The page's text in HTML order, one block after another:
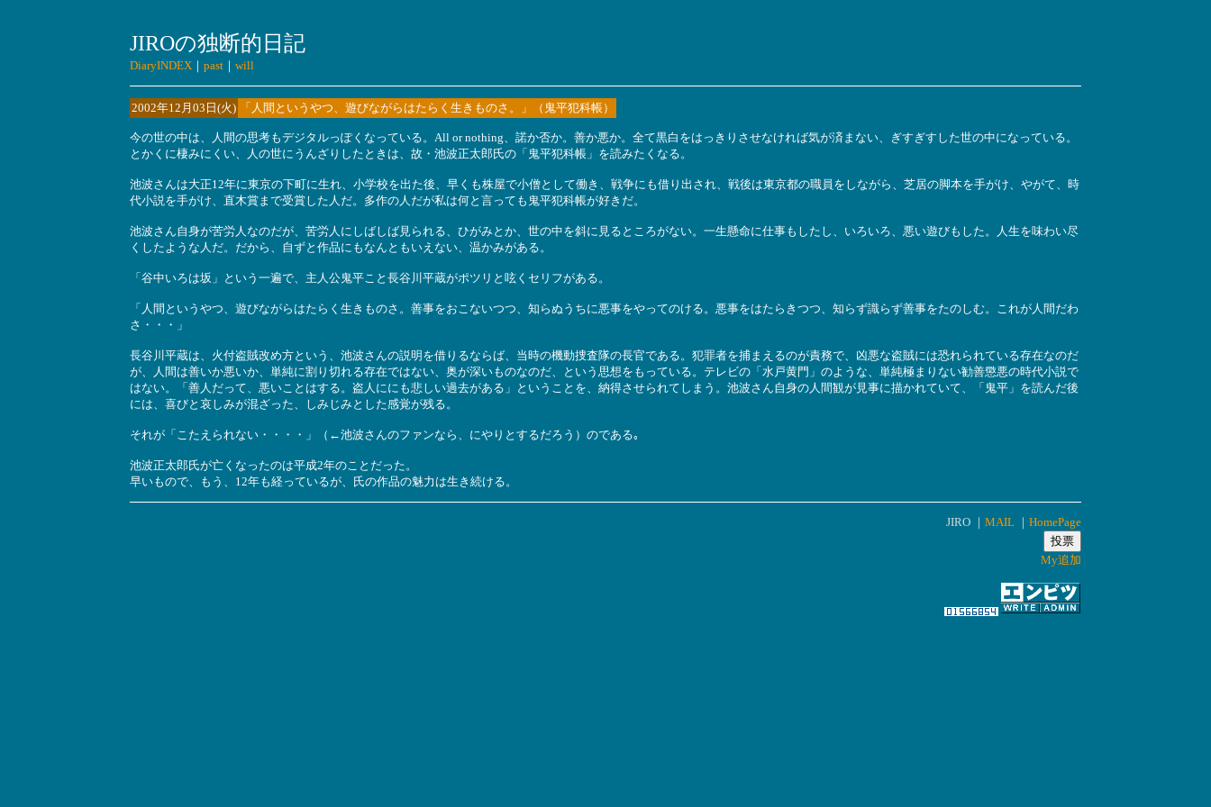
JIROの独断的日記
DiaryINDEX ｜ past ｜ will
2002年12月03日(火) 「人間というやつ、遊びながらはたらく生きものさ。」（鬼平犯科帳）
今の世の中は、人間の思考もデジタルっぽくなっている。All or nothing、諾か否か。善か悪か。全て黒白をはっきりさせなければ気が済まない、ぎすぎすした世の中になっている。
とかくに棲みにくい、人の世にうんざりしたときは、故・池波正太郎氏の「鬼平犯科帳」を読みたくなる。
池波さんは大正12年に東京の下町に生れ、小学校を出た後、早くも株屋で小僧として働き、戦争にも借り出され、戦後は東京都の職員をしながら、芝居の脚本を手がけ、やがて、時
代小説を手がけ、直木賞まで受賞した人だ。多作の人だが私は何と言っても鬼平犯科帳が好きだ。
池波さん自身が苦労人なのだが、苦労人にしばしば見られる、ひがみとか、世の中を斜に見るところがない。一生懸命に仕事もしたし、いろいろ、悪い遊びもした。人生を味わい尽
くしたような人だ。だから、自ずと作品にもなんともいえない、温かみがある。
「谷中いろは坂」という一遍で、主人公鬼平こと長谷川平蔵がポツリと呟くセリフがある。
「人間というやつ、遊びながらはたらく生きものさ。善事をおこないつつ、知らぬうちに悪事をやってのける。悪事をはたらきつつ、知らず識らず善事をたのしむ。これが人間だわ
さ・・・」
長谷川平蔵は、火付盗賊改め方という、池波さんの説明を借りるならば、当時の機動捜査隊の長官である。犯罪者を捕まえるのが責務で、凶悪な盗賊には恐れられている存在なのだ
が、人間は善いか悪いか、単純に割り切れる存在ではない、奥が深いものなのだ、という思想をもっている。テレビの「水戸黄門」のような、単純極まりない勧善懲悪の時代小説で
はない。「善人だって、悪いことはする。盗人ににも悲しい過去がある」ということを、納得させられてしまう。池波さん自身の人間観が見事に描かれていて、「鬼平」を読んだ後
には、喜びと哀しみが混ざった、しみじみとした感覚が残る。
それが「こたえられない・・・・」（←池波さんのファンなら、にやりとするだろう）のである｡
池波正太郎氏が亡くなったのは平成2年のことだった。
早いもので、もう、12年も経っているが、氏の作品の魅力は生き続ける。
JIRO ｜ MAIL ｜ HomePage
My追加